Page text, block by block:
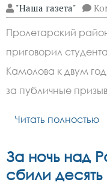
"Наша газета"
Пролетарский
приговорил
Камолова к двум
за публичные
Читать полностью
За ночь над
сбили